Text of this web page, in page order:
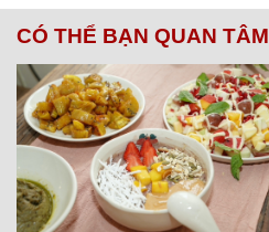
CÓ THỂ BẠN QUAN TÂM